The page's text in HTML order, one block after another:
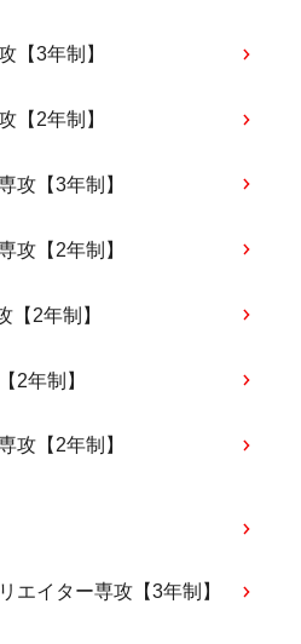
【3年制】
【2年制】
攻【3年制】
攻【2年制】
【2年制】
2年制】
攻【2年制】
エイター専攻【3年制】